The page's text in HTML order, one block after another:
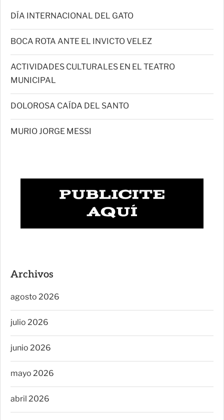
DÍA INTERNACIONAL DEL GATO
BOCA ROTA ANTE EL INVICTO VELEZ
ACTIVIDADES CULTURALES EN EL TEATRO
MUNICIPAL
DOLOROSA CAÍDA DEL SANTO
MURIO JORGE MESSI
Archivos
agosto 2026
julio 2026
junio 2026
mayo 2026
abril 2026